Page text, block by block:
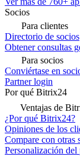
Socios
Para clientes
Directorio de socios
Obtener consultas
Para socios
Conviértase en
Partner login
Por qué Bitrix24
Ventajas de
¿Por qué Bitrix24?
Opiniones de los
Compare con otras
Personalización del